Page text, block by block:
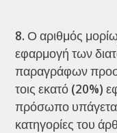
Ο αριθμός
εφαρμογή των
παραγράφων
τοις εκατό (20%)
πρόσωπο
κατηγορίες του